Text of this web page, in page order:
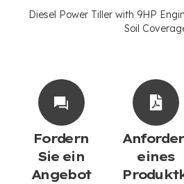
Diesel Power Tiller with 9HP
Soil
Fordern
Sie ein
Angebot
eines